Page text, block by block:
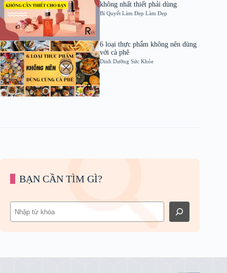
không nhất thiết phải dùng
Bí Quyết Làm Đẹp Làm Đẹp
6 loại thực phẩm không nên dùng
với cà phê
Dinh Dưỡng Sức Khỏe
BẠN CẦN TÌM GÌ?
Tìm
kiếm